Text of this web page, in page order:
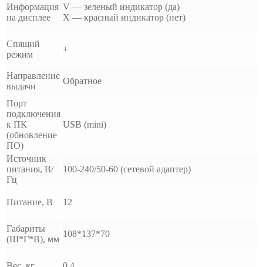
Информация
на дисплее
V — зеленый индикатор (да)
X — красный индикатор (нет)
Спящий
режим
+
Направление
выдачи
Обратное
Порт
подключения
к ПК
(обновление
ПО)
USB (mini)
Источник
питания, В/
Гц
100-240/50-60 (сетевой адаптер)
Питание, В 12
Габариты
(Ш*Г*В), мм
108*137*70